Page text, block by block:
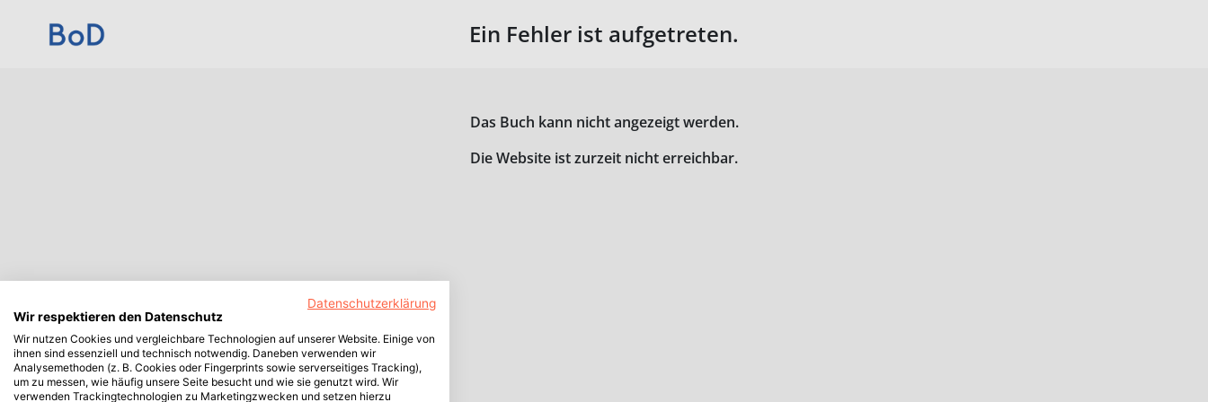
Ein Fehler ist aufgetreten.
Das Buch kann nicht angezeigt werden.
Die Website ist zurzeit nicht erreichbar.
Datenschutzerklärung
Wir respektieren den Datenschutz
Wir nutzen Cookies und vergleichbare Technologien auf unserer Website. Einige von
ihnen sind essenziell und technisch notwendig. Daneben verwenden wir
Analysemethoden (z. B. Cookies oder Fingerprints sowie serverseitiges Tracking),
um zu messen, wie häufig unsere Seite besucht und wie sie genutzt wird. Wir
verwenden Trackingtechnologien zu Marketingzwecken und setzen hierzu